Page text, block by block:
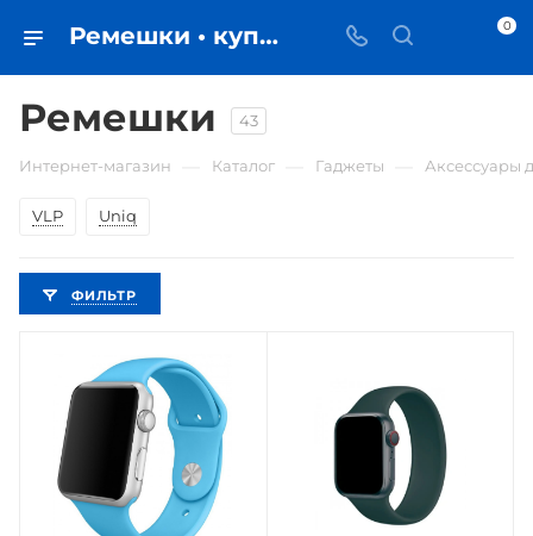
Ремешки • купить в Самаре по низкой цене - iЧехол 0
Ремешки 43
Интернет-магазин Каталог Гаджеты Аксессуары
VLP Uniq
ФИЛЬТР